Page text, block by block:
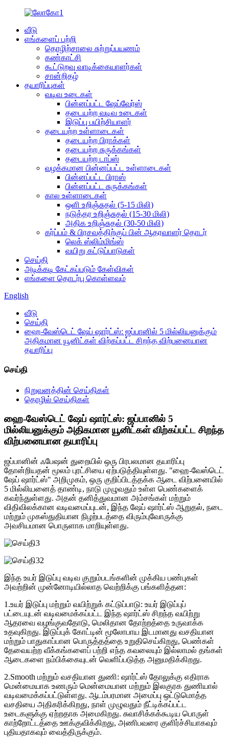
வீடு
எங்களைப் பற்றி
தொழிற்சாலை சுற்றுப்பயணம்
கண்காட்சி
கூட்டுறவு வாடிக்கையாளர்கள்
சான்றிதழ்
தயாரிப்புகள்
வடிவ உடைகள்
பின்னப்பட்ட ஷேப்வேர்ஸ்
தடையற்ற வடிவ உடைகள்
இடுப்பு பயிற்சியாளர்
தடையற்ற உள்ளாடைகள்
தடையற்ற பிராக்கள்
தடையற்ற சுருக்கங்கள்
தடையற்ற டாப்ஸ்
வழக்கமான பின்னப்பட்ட உள்ளாடைகள்
பின்னப்பட்ட பிராஸ்
பின்னப்பட்ட சுருக்கங்கள்
கால உள்ளாடைகள்
ஒளி உறிஞ்சுதல் (5-15 மிலி)
நடுத்தர உறிஞ்சுதல் (15-30 மிலி)
அதிக உறிஞ்சுதல் (30-50 மிலி)
கர்ப்பம் & பிரசவத்திற்குப் பின் ஆதரவாளர் தொடர்
லெக் ஸ்லிம்மிங்ஸ்
வயிறு கட்டுப்பாடுகள்
செய்தி
அடிக்கடி கேட்கப்படும் கேள்விகள்
எங்களை தொடர்பு கொள்ளவும்
English
வீடு
செய்தி
ஹை-வேஸ்டெட் ஷேப் ஷார்ட்ஸ்: ஜப்பானில் 5 மில்லியனுக்கும்
அதிகமான யூனிட்கள் விற்கப்பட்ட சிறந்த விற்பனையான
தயாரிப்பு
செய்தி
நிறுவனத்தின் செய்திகள்
தொழில் செய்திகள்
ஹை-வேஸ்டெட் ஷேப் ஷார்ட்ஸ்: ஜப்பானில் 5
மில்லியனுக்கும் அதிகமான யூனிட்கள் விற்கப்பட்ட சிறந்த
விற்பனையான தயாரிப்பு
ஜப்பானின் ஃபேஷன் துறையில் ஒரு பிரபலமான தயாரிப்பு
தோன்றியதன் மூலம் புரட்சியை ஏற்படுத்தியுள்ளது. "ஹை-வேஸ்டெட்
ஷேப் ஷார்ட்ஸ்" அறிமுகம், ஒரு குறிப்பிடத்தக்க ஆடை விற்பனையில்
5 மில்லியனைத் தாண்டி, நாடு முழுவதும் உள்ள பெண்களைக்
கவர்ந்துள்ளது. அதன் தனித்துவமான அம்சங்கள் மற்றும்
விதிவிலக்கான வடிவமைப்புடன், இந்த ஷேப் ஷார்ட்ஸ் ஆறுதல், நடை
மற்றும் முகஸ்துதியான நிழற்படத்தை விரும்புவோருக்கு
அவசியமான பொருளாக மாறியுள்ளது.
இந்த உயர் இடுப்பு வடிவ குறும்படங்களின் முக்கிய பண்புகள்
அவற்றின் முன்னோடியில்லாத வெற்றிக்கு பங்களித்தன:
1.உயர் இடுப்பு மற்றும் வயிற்றுக் கட்டுப்பாடு: உயர் இடுப்புப்
பட்டையுடன் வடிவமைக்கப்பட்ட இந்த ஷார்ட்ஸ் சிறந்த வயிற்று
ஆதரவை வழங்குவதோடு, மெலிதான தோற்றத்தை உருவாக்க
உதவுகிறது. இடுப்புக் கோட்டின் மூலோபாய இடமானது வசதியான
மற்றும் பாதுகாப்பான பொருத்தத்தை உறுதிசெய்கிறது, பெண்கள்
தேவையற்ற வீக்கங்களைப் பற்றி எந்த கவலையும் இல்லாமல் தங்கள்
ஆடைகளை நம்பிக்கையுடன் வெளிப்படுத்த அனுமதிக்கிறது.
2.Smooth மற்றும் வசதியான துணி: ஷார்ட்ஸ் தோலுக்கு எதிராக
மென்மையாக உணரும் மென்மையான மற்றும் இலகுரக துணியால்
வடிவமைக்கப்பட்டுள்ளது. ஆடம்பரமான அமைப்பு ஒட்டுமொத்த
வசதியை அதிகரிக்கிறது, நாள் முழுவதும் நீட்டிக்கப்பட்ட
உடைகளுக்கு ஏற்றதாக அமைகிறது. சுவாசிக்கக்கூடிய பொருள்
காற்றோட்டத்தை ஊக்குவிக்கிறது, அணிபவரை குளிர்ச்சியாகவும்
புதியதாகவும் வைத்திருக்கும்.